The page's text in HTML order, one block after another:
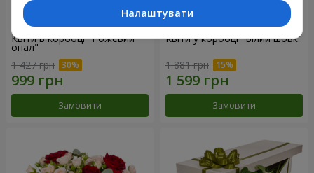
Квіти в коробці "Рожевий
опал"
1 427 грн
Замовити
Квіти у коробці "Білий шовк"
1 881 грн
Замовити
Налаштувати